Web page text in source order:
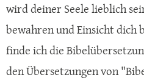
wird deiner Seele lieblich
bewahren und Einsicht dich
finde ich die
den Übersetzungen von